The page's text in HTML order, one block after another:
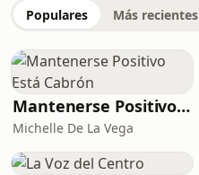
Populares Más recientes
Mantenerse Positivo Está Cabrón
Michelle De La Vega